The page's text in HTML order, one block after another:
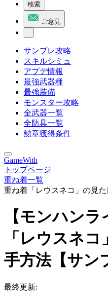
検索
ご意見
サンブレ攻略
スキルシミュ
アプデ情報
最強武器種
最強装備
モンスター攻略
全武器一覧
全防具一覧
勲章獲得条件
GameWith
トップページ
重ね着一覧
重ね着「レウスネコ」の見
【モンハン
「レウスネ
手方法【サン
最終更新: